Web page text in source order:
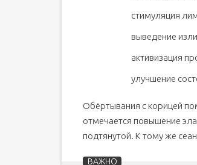
стимуляция
выведение
активизация
улучшение
Обёртывания с корицей
отмечается повышение
подтянутой. К тому же